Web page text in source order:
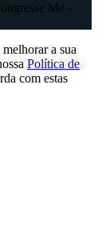
Me -
a sua
Política de
com estas